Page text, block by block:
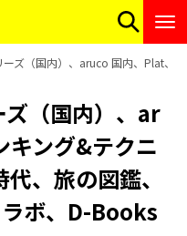
ズ（国内）、aruco 国内、Plat、
（国内）、ar
ング&テクニ
、旅の図鑑、
ボ、D-Books